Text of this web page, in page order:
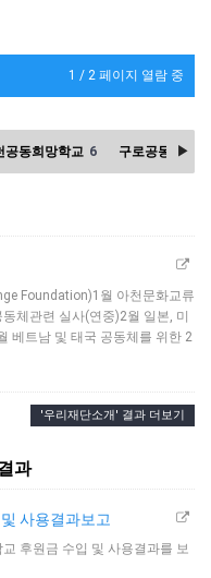
1 / 2 페이지 열람 중
공동희망학교 6 구로공동희망
Foundation)1월 아천문화교류
체관련 실사(연중)2월 일본, 미
베트남 및 태국 공동체를 위한 2
자 미정)6월 제11회 대한민국
'우리재단소개' 결과 더보기
과
사용결과보고
후원금 수입 및 사용결과를 보